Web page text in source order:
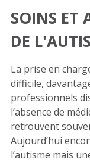
SOINS ET
DE
La prise en
difficile,
professionnels
l’absence de
retrouvent
Aujourd’hui
l’autisme mais